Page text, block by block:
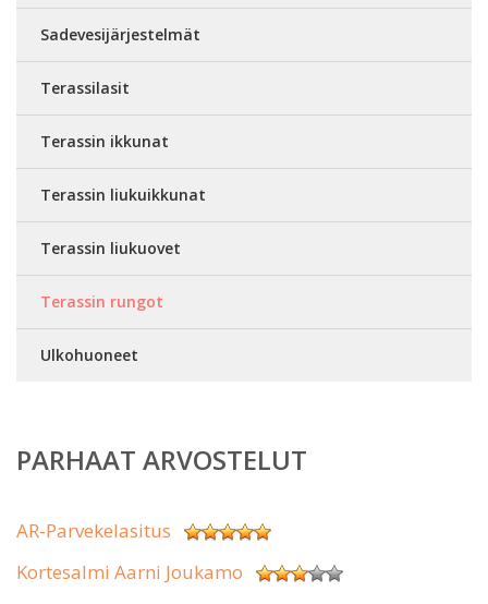
Sadevesijärjestelmät
Terassilasit
Terassin ikkunat
Terassin liukuikkunat
Terassin liukuovet
Terassin rungot
Ulkohuoneet
PARHAAT ARVOSTELUT
AR-Parvekelasitus
Kortesalmi Aarni Joukamo